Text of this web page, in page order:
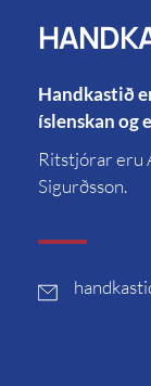
Handkastið
íslenskan og
Ritstjórar eru
Sigurðsson.